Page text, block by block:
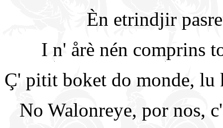
Èn etrindjir
I n' årè nén comprins
Ç' pitit boket do monde,
No Walonreye, por nos,